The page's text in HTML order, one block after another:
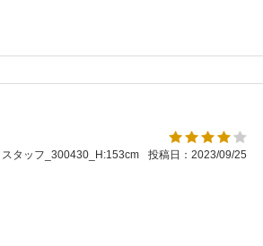
スタッフ_300430_H:153cm
投稿日：2023/09/25